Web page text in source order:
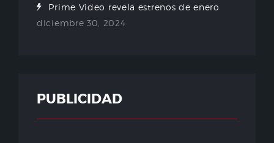
Prime Video revela estrenos de enero
diciembre 30, 2024
PUBLICIDAD